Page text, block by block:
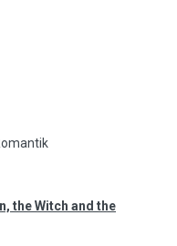
the Witch and the